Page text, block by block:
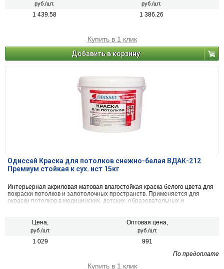
руб./шт. руб./шт.
1 439.58 1 386.26
Купить в 1 клик
Добавить в корзину
Одиссей Краска для потолков снежно-белая ВДАК-212
Премиум стойкая к сух. ист 15кг
Интерьерная акриловая матовая влагостойкая краска белого цвета для
покраски потолков и запотолочных пространств. Применяется для
окраски потолков в медицинских, детских, образовательных и
Цена,
руб./шт.
Оптовая цена,
руб./шт.
1 029
991
По предоплате
Купить в 1 клик